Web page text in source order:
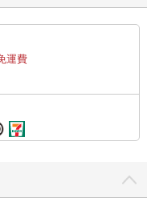
中最大的一片拔了出
，但是此刻的情勢，又
黑，幾乎站立不住，冷
新浸透了斑駁的戰甲。
龍鱗貼到了彩石上。頓
上。
它遠遠地拋入海中。
晃，沉入了漆黑深海。
運費